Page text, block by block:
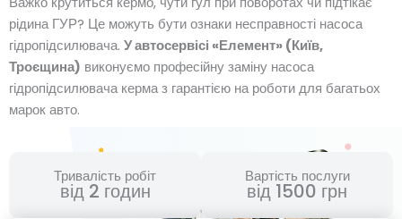
рідина ГУР? Це можуть бути ознаки несправності насоса
гідропідсилювача. У автосервісі «Елемент» (Київ,
Троєщина) виконуємо професійну заміну насоса
гідропідсилювача керма з гарантією на роботи для багатьох
марок авто.
Тривалість робіт
від 2 годин
Вартість послуги
від 1500 грн